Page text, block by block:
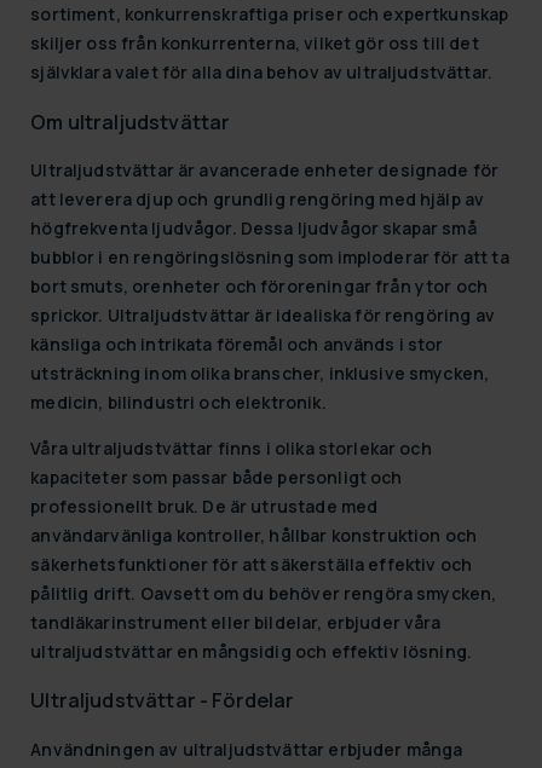
sortiment, konkurrenskraftiga priser och expertkunskap
skiljer oss från konkurrenterna, vilket gör oss till det
självklara valet för alla dina behov av ultraljudstvättar.
Om ultraljudstvättar
Ultraljudstvättar är avancerade enheter designade för
att leverera djup och grundlig rengöring med hjälp av
högfrekventa ljudvågor. Dessa ljudvågor skapar små
bubblor i en rengöringslösning som imploderar för att ta
bort smuts, orenheter och föroreningar från ytor och
sprickor. Ultraljudstvättar är idealiska för rengöring av
känsliga och intrikata föremål och används i stor
utsträckning inom olika branscher, inklusive smycken,
medicin, bilindustri och elektronik.
Våra ultraljudstvättar finns i olika storlekar och
kapaciteter som passar både personligt och
professionellt bruk. De är utrustade med
användarvänliga kontroller, hållbar konstruktion och
säkerhetsfunktioner för att säkerställa effektiv och
pålitlig drift. Oavsett om du behöver rengöra smycken,
tandläkarinstrument eller bildelar, erbjuder våra
ultraljudstvättar en mångsidig och effektiv lösning.
Ultraljudstvättar - Fördelar
Användningen av ultraljudstvättar erbjuder många